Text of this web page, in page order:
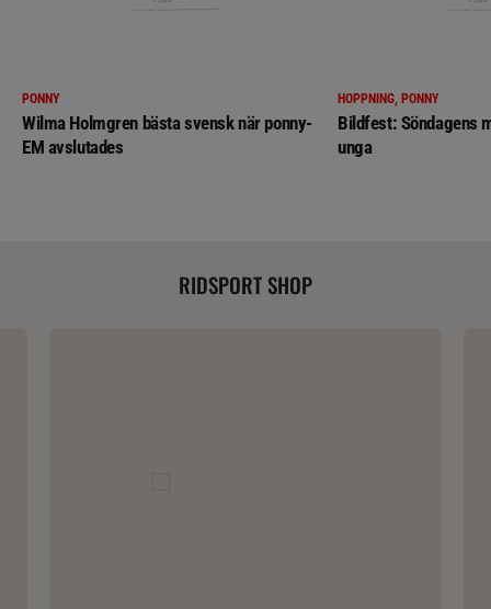
PONNY
Wilma Holmgren bästa svensk när ponny-
EM avslutades
HOPPNING, PONNY
Bildfest: Söndagens
unga
RIDSPORT SHOP